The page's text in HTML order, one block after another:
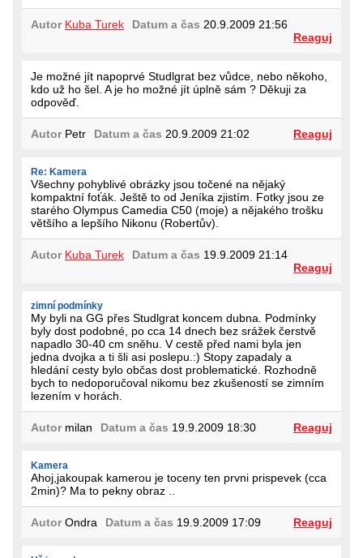
Autor Kuba Turek Datum a čas 20.9.2009 21:56
Reaguj
Je možné jít napoprvé Studlgrat bez vůdce, nebo někoho,
kdo už ho šel. A je ho možné jít úplně sám ? Děkuji za
odpověď.
AutorPetr Datum a čas 20.9.2009 21:02 Reaguj
Re: Kamera
Všechny pohyblivé obrázky jsou točené na nějaký
kompaktní foťák. Ještě to od Jeníka zjistím. Fotky jsou ze
starého Olympus Camedia C50 (moje) a nějakého trošku
většího a lepšího Nikonu (Robertův).
Autor Kuba Turek Datum a čas 19.9.2009 21:14
Reaguj
zimní podmínky
My byli na GG přes Studlgrat koncem dubna. Podmínky
byly dost podobné, po cca 14 dnech bez srážek čerstvě
napadlo 30-40 cm sněhu. V cestě před nami byla jen
jedna dvojka a ti šli asi poslepu.:) Stopy zapadaly a
hledání cesty bylo občas dost problematické. Rozhodně
bych to nedoporučoval nikomu bez zkušeností se zimním
lezením v horách.
Autormilan Datum a čas 19.9.2009 18:30 Reaguj
Kamera
Ahoj,jakoupak kamerou je toceny ten prvni prispevek (cca
2min)? Ma to pekny obraz ..
AutorOndra Datum a čas 19.9.2009 17:09 Reaguj